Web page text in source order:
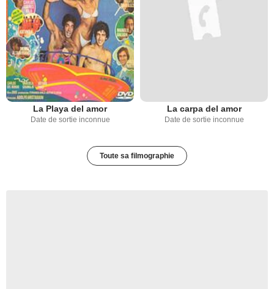
La Playa del amor
Date de sortie inconnue
La carpa del amor
Date de sortie inconnue
Toute sa filmographie